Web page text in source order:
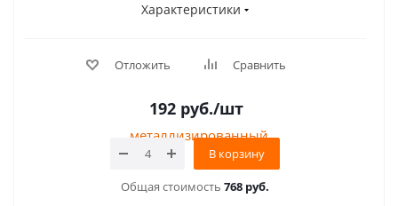
Характеристики
Отложить Сравнить
192руб./шт
В корзину
Общая стоимость 768 руб.